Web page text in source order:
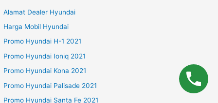
Alamat Dealer Hyundai
Harga Mobil Hyundai
Promo Hyundai H-1 2021
Promo Hyundai Ioniq 2021
Promo Hyundai Kona 2021
Promo Hyundai Palisade 2021
Promo Hyundai Santa Fe 2021